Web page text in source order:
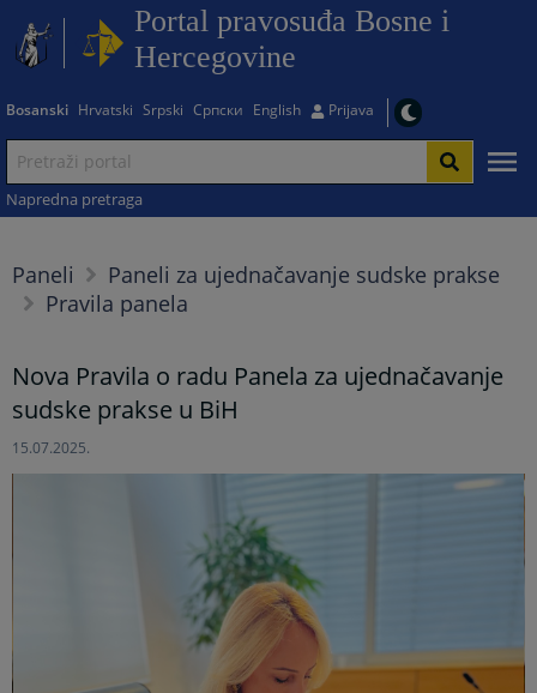
Portal pravosuđa Bosne i
Hercegovine
Bosanski Hrvatski Srpski Српски English Prijava
Napredna pretraga
Paneli
Paneli za ujednačavanje sudske prakse
Pravila panela
Nova Pravila o radu Panela za ujednačavanje
sudske prakse u BiH
15.07.2025.